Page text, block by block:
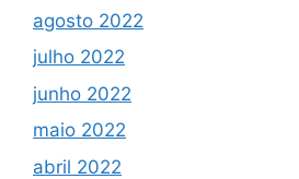
agosto 2022
julho 2022
junho 2022
maio 2022
abril 2022